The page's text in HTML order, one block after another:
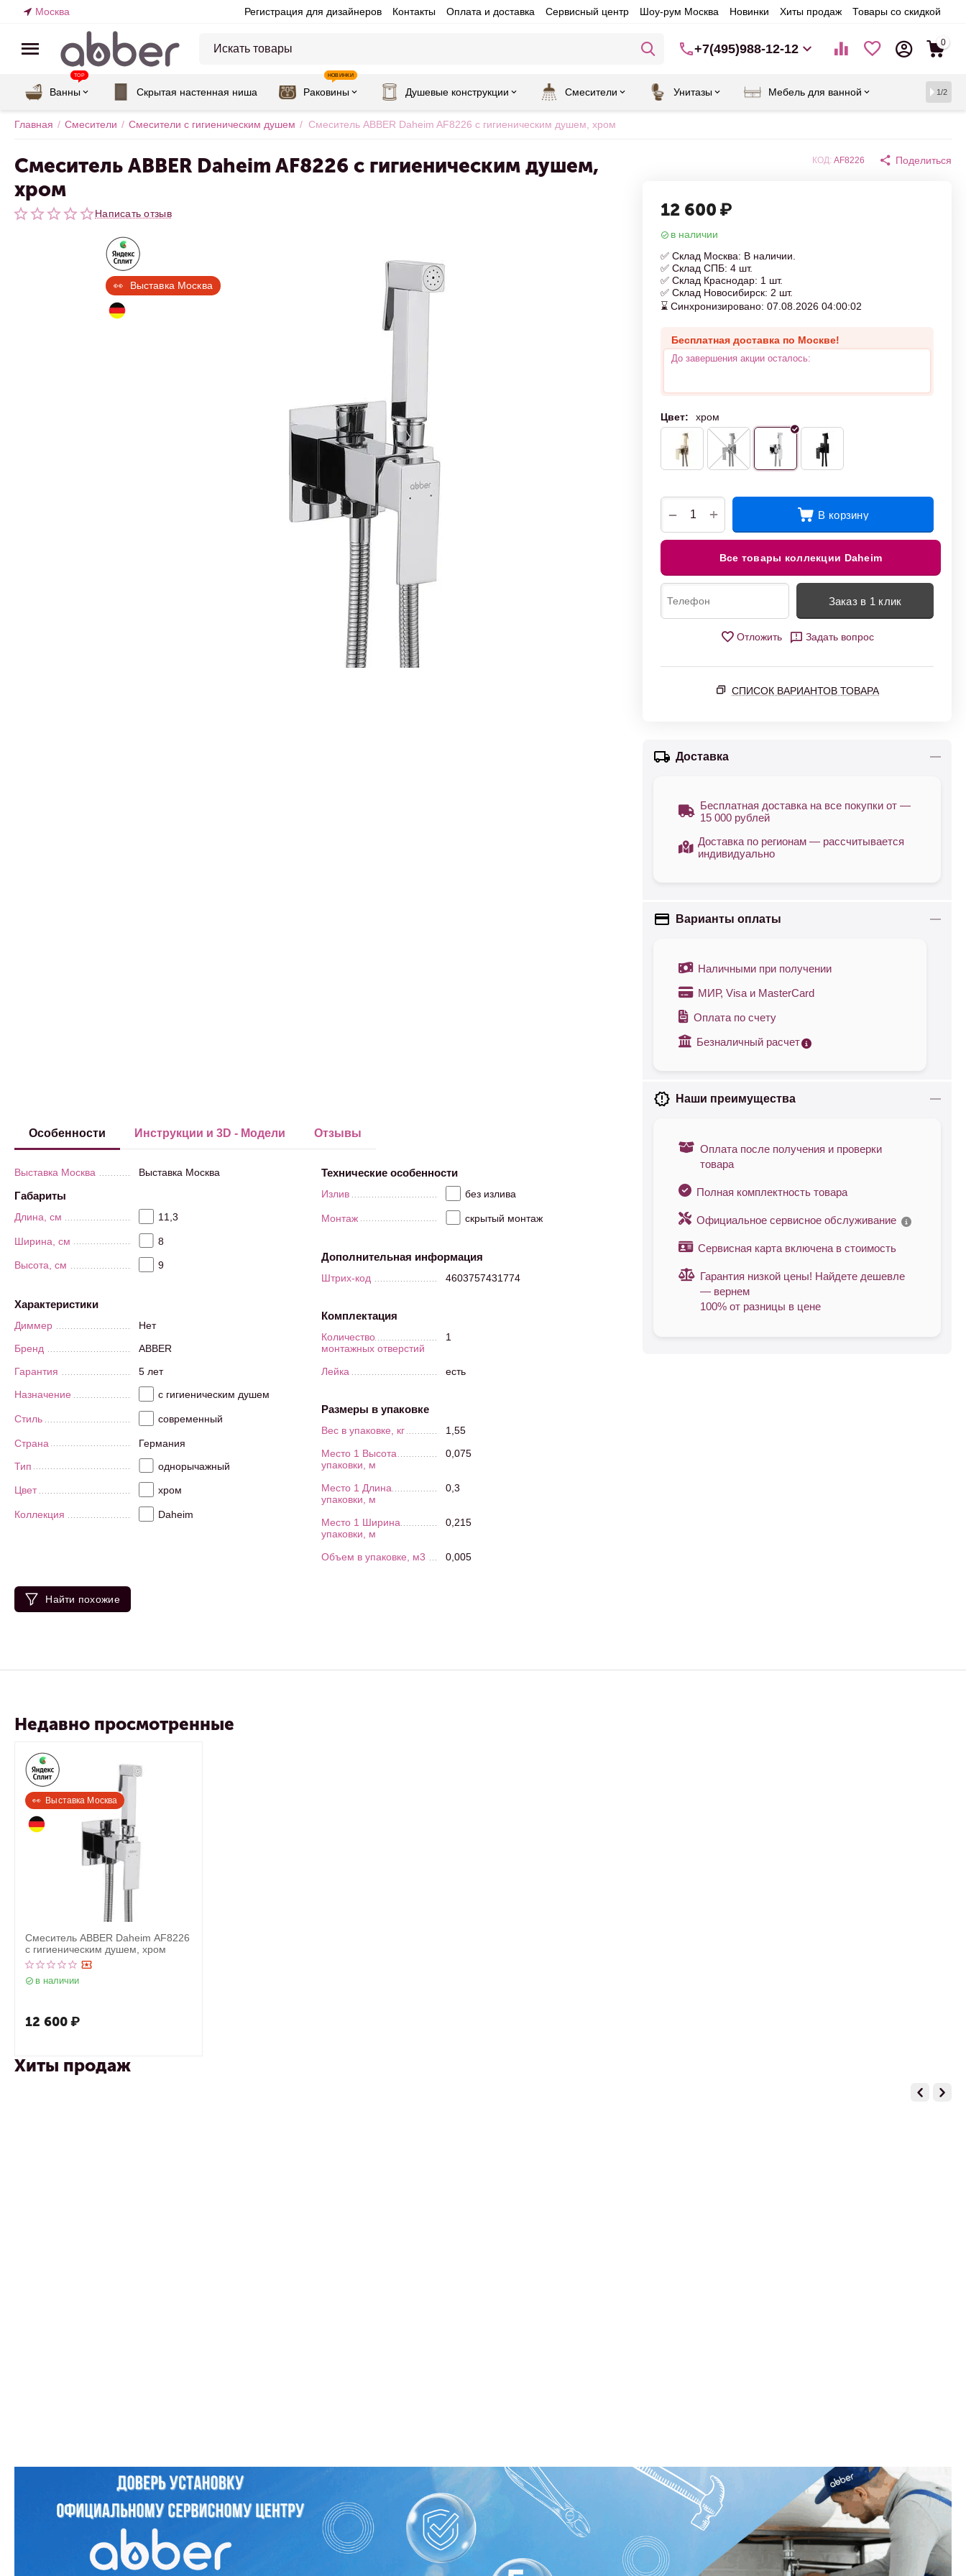
Москва Регистрация для дизайнеров Контакты Оплата и доставка Сервисный центр Шоу-рум Москва Новинки Хиты продаж Товары со скидкой
+7(495)988-12-12 0
Ванны
TOP
Скрытая настенная ниша Раковины
НОВИНКИ
Душевые конструкции Смесители Унитазы Мебель для ванной 1/2
Главная / Смесители / Смесители с гигиеническим душем / Смеситель ABBER Daheim AF8226 с гигиеническим душем, хром
Смеситель ABBER Daheim AF8226 с гигиеническим душем,
хром
Написать отзыв
👀  Выставка Москва
КОД: AF8226 Поделиться
12 600 ₽
в наличии
✅ Склад Москва: В наличии.
✅ Склад СПБ: 4 шт.
✅ Склад Краснодар: 1 шт.
✅ Склад Новосибирск: 2 шт.
⌛ Синхронизировано: 07.08.2026 04:00:02
Бесплатная доставка по Москве!
До завершения акции осталось:
Цвет: хром
+
− В корзину
Все товары коллекции Daheim
Заказ в 1 клик
Отложить Задать вопрос
СПИСОК ВАРИАНТОВ ТОВАРА
Доставка
Бесплатная доставка на все покупки от —
15 000 рублей
Доставка по регионам — рассчитывается
индивидуально
Варианты оплаты
Наличными при получении
МИР, Visa и MasterCard
Оплата по счету
Безналичный расчет
Наши преимущества
Оплата после получения и проверки
товара
Полная комплектность товара
Официальное сервисное обслуживание
Сервисная карта включена в стоимость
Гарантия низкой цены! Найдете дешевле
— вернем
100% от разницы в цене
Особенности Инструкции и 3D - Модели Отзывы
Выставка Москва Выставка Москва
Габариты
Длина, см 11,3
Ширина, см 8
Высота, см 9
Характеристики
Диммер
Нет
Бренд
ABBER
Гарантия
5 лет
Назначение
с гигиеническим душем
Стиль современный
Страна
Германия
Тип
однорычажный
Цвет хром
Коллекция Daheim
Технические особенности
Излив без излива
Монтаж скрытый монтаж
Дополнительная информация
Штрих-код 4603757431774
Комплектация
Количество
монтажных отверстий
1
Лейка есть
Размеры в упаковке
Вес в упаковке, кг
1,55
Место 1 Высота
упаковки, м
0,075
Место 1 Длина
упаковки, м
0,3
Место 1 Ширина
упаковки, м
0,215
Объем в упаковке, м3 0,005
Найти похожие
Недавно просмотренные
👀  Выставка Москва
Смеситель ABBER Daheim AF8226
с гигиеническим душем, хром
в наличии
12 600₽
Хиты продаж